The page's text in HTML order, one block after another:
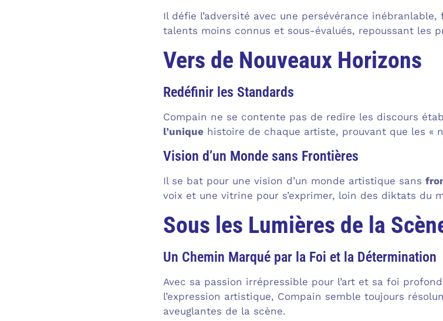
Il défie l’adversité avec une persévérance
talents moins connus et sous-évalués, repoussant les
Vers de Nouveaux Horizons
Redéfinir les Standards
Compain ne se contente pas de redire les discours
l’uniquehistoire de chaque artiste, prouvant que les «
Vision d’un Monde sans Frontières
Il se bat pour une vision d’un monde artistique sans
voix et une vitrine pour s’exprimer, loin des diktats du
Sous les Lumières de la
Un Chemin Marqué par la Foi et la Détermination
Avec sa passion irrépressible pour l’art et sa foi
l’expression artistique, Compain semble toujours
aveuglantes de la scène.